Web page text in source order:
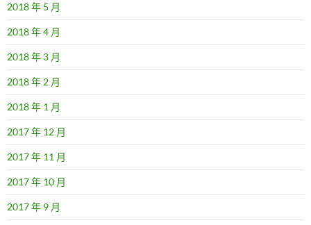
2018 年 5 月
2018 年 4 月
2018 年 3 月
2018 年 2 月
2018 年 1 月
2017 年 12 月
2017 年 11 月
2017 年 10 月
2017 年 9 月